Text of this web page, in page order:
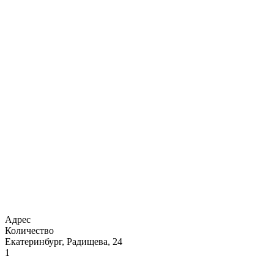
Адрес
Количество
Екатеринбург, Радищева, 24
1